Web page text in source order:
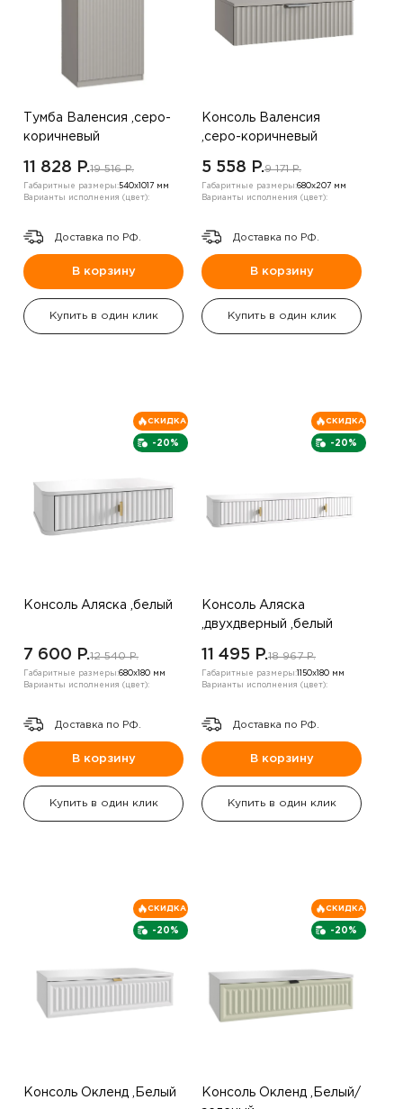
Тумба Валенсия ,серо-
коричневый
11 828 P.19 516 P.
Габаритные размеры:540х1017 мм
Варианты исполнения (цвет):
Доставка по РФ.
В корзину
Купить в один клик
Консоль Валенсия
,серо-коричневый
5 558 P.9 171 P.
Габаритные размеры:680х207 мм
Варианты исполнения (цвет):
Доставка по РФ.
В корзину
Купить в один клик
-20%
СКИДКА
Консоль Аляска ,белый
7 600 P.12 540 P.
Габаритные размеры:680х180 мм
Варианты исполнения (цвет):
Доставка по РФ.
В корзину
Купить в один клик
-20%
СКИДКА
Консоль Аляска
,двухдверный ,белый
11 495 P.18 967 P.
Габаритные размеры: 1150х180 мм
Варианты исполнения (цвет):
Доставка по РФ.
В корзину
Купить в один клик
-20%
СКИДКА
Консоль Окленд ,Белый
-20%
СКИДКА
Консоль Окленд ,Белый/